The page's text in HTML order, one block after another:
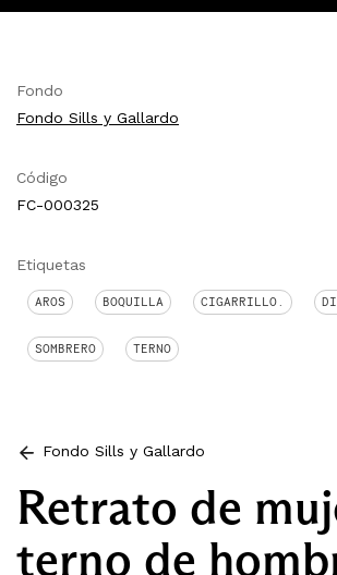
Fondo
Fondo Sills y Gallardo
Código
FC-000325
Etiquetas
AROS BOQUILLA CIGARRILLO.
SOMBRERO TERNO
Fondo Sills y Gallardo
Retrato de
terno de